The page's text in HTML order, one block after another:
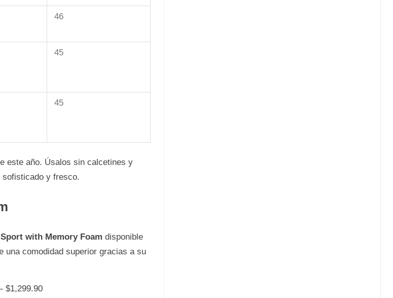
46
45
45
este año. Úsalos sin calcetines y
sofisticado y fresco.
with Memory Foam disponible
una comodidad superior gracias a su
$1,299.90